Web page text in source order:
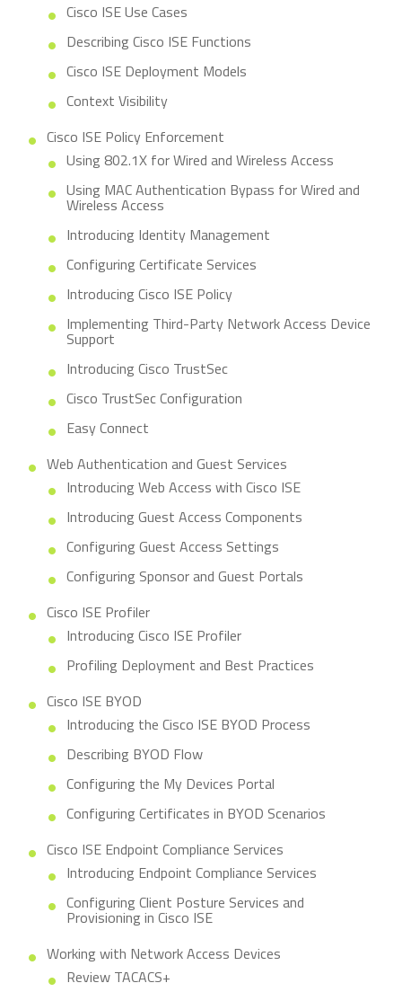
Cisco ISE Use Cases
Describing Cisco ISE Functions
Cisco ISE Deployment Models
Context Visibility
Cisco ISE Policy Enforcement
Using 802.1X for Wired and Wireless Access
Using MAC Authentication Bypass for Wired and
Wireless Access
Introducing Identity Management
Configuring Certificate Services
Introducing Cisco ISE Policy
Implementing Third-Party Network Access Device
Support
Introducing Cisco TrustSec
Cisco TrustSec Configuration
Easy Connect
Web Authentication and Guest Services
Introducing Web Access with Cisco ISE
Introducing Guest Access Components
Configuring Guest Access Settings
Configuring Sponsor and Guest Portals
Cisco ISE Profiler
Introducing Cisco ISE Profiler
Profiling Deployment and Best Practices
Cisco ISE BYOD
Introducing the Cisco ISE BYOD Process
Describing BYOD Flow
Configuring the My Devices Portal
Configuring Certificates in BYOD Scenarios
Cisco ISE Endpoint Compliance Services
Introducing Endpoint Compliance Services
Configuring Client Posture Services and
Provisioning in Cisco ISE
Working with Network Access Devices
Review TACACS+